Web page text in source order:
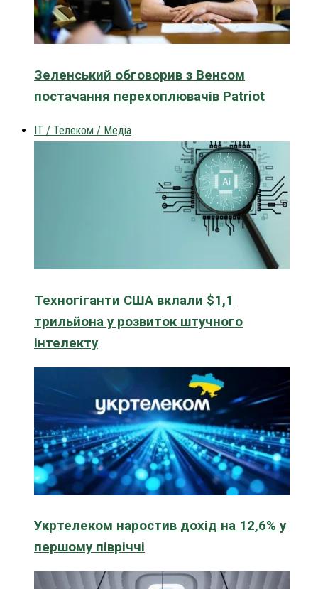
Зеленський обговорив з Венсом
постачання перехоплювачів Patriot
IT / Телеком / Медіа
Техногіганти США вклали $1,1
трильйона у розвиток штучного
інтелекту
Укртелеком наростив дохід на 12,6% у
першому півріччі